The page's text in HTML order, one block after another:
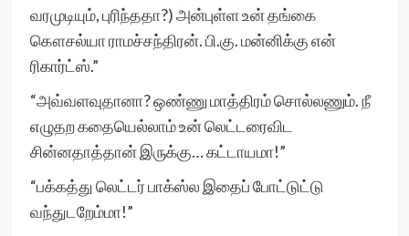
வரமுடியும், புரிந்ததா?) அன்புள்ள உன் தங்கை
கௌசல்யா ராமச்சந்திரன். பி.கு. மன்னிக்கு என்
ரிகார்ட்ஸ்.”
“அவ்வளவுதானா? ஒண்ணு மாத்திரம் சொல்லணும். நீ
எழுதற கதையெல்லாம் உன் லெட்டரைவிட
சின்னதாத்தான் இருக்கு… கட்டாயமா!”
“பக்கத்து லெட்டர் பாக்ஸ்ல இதைப் போட்டுட்டு
வந்துடறேம்மா!”